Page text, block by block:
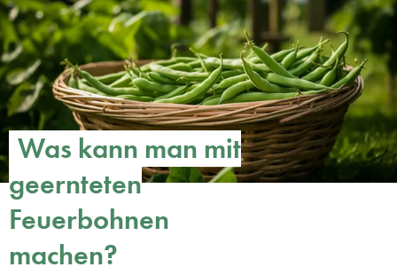
Was kann man mit
geernteten
Feuerbohnen
machen?